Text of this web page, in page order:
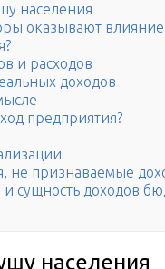
населения
оказывают влияние
и расходов
доходов
предприятия?
не признаваемые
и сущность доходов
населения